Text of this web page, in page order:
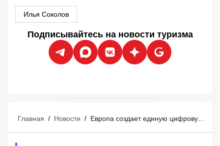
Илья Соколов
Подписывайтесь на новости туризма
Главная / Новости / Европа создает единую цифровую сеть для управления туристическими потоками